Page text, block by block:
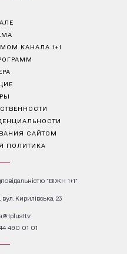
КАНАЛА 1+1
САЙТОМ
ПОЛИТИКА
"ВІЖН 1+1"
Кирилівська, 23
490 01 01